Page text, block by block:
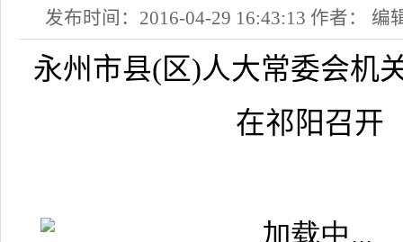
发布时间：2016-04-29 16:43:13 作者： 编
永州市县( 区)人大常委会机
在祁阳召开